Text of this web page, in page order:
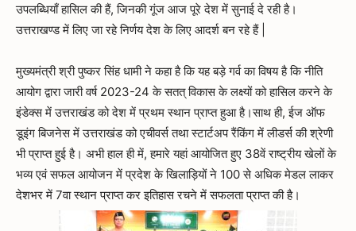
उपलब्धियाँ हासिल की हैं, जिनकी गूंज आज पूरे देश में सुनाई दे रही है।
उत्तराखण्ड में लिए जा रहे निर्णय देश के लिए आदर्श बन रहे हैं |
मुख्यमंत्री श्री पुष्कर सिंह धामी ने कहा है कि यह बड़े गर्व का विषय है कि नीति
आयोग द्वारा जारी वर्ष 2023-24 के सतत् विकास के लक्ष्यों को हासिल करने के
इंडेक्स में उत्तराखंड को देश में प्रथम स्थान प्राप्त हुआ है।साथ ही, ईज ऑफ
डूइंग बिजनेस में उत्तराखंड को एचीवर्स तथा स्टार्टअप रैंकिंग में लीडर्स की श्रेणी
भी प्राप्त हुई है। अभी हाल ही में, हमारे यहां आयोजित हुए 38वें राष्ट्रीय खेलों के
भव्य एवं सफल आयोजन में प्रदेश के खिलाड़ियों ने 100 से अधिक मेडल लाकर
देशभर में 7वा स्थान प्राप्त कर इतिहास रचने में सफलता प्राप्त की है।